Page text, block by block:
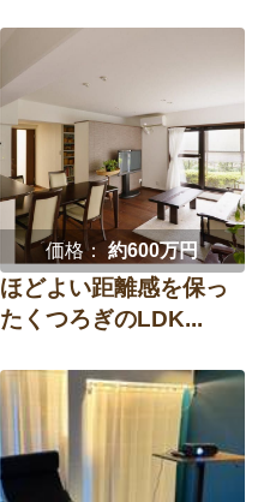
価格：約600万円
ほどよい距離感を保っ
たくつろぎのLDK...